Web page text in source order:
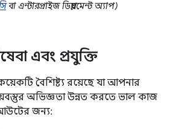
বা এন্টারপ্রাইজ ডিপ্লয়মেন্ট অ্যাপ)
এবং প্রযুক্তি
বৈশিষ্ট্য রয়েছে যা আপনার
অভিজ্ঞতা উন্নত করতে ভাল কাজ
জন্য: